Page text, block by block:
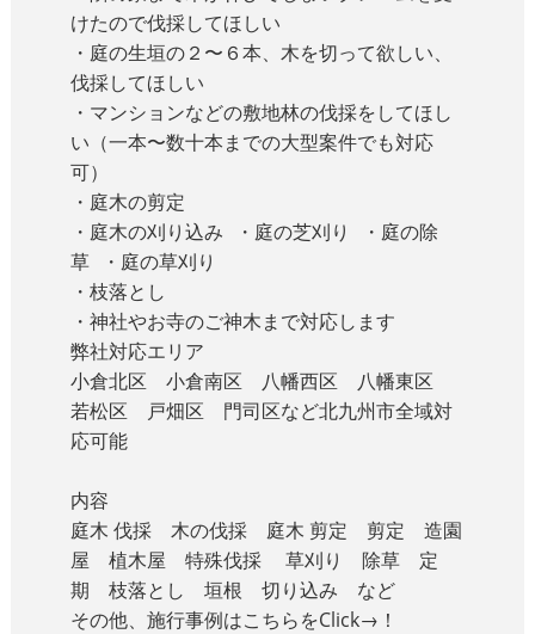
けたので伐採してほしい
・庭の生垣の２〜６本、木を切って欲しい、
伐採してほしい
・マンションなどの敷地林の伐採をしてほし
い（一本〜数十本までの大型案件でも対応
可）
・庭木の剪定
・庭木の刈り込み ・庭の芝刈り ・庭の除
草 ・庭の草刈り
・枝落とし
・神社やお寺のご神木まで対応します
弊社対応エリア
小倉北区 小倉南区 八幡西区 八幡東区
若松区 戸畑区 門司区など北九州市全域対
応可能
内容
庭木 伐採 木の伐採 庭木 剪定 剪定 造園
屋 植木屋 特殊伐採 草刈り 除草 定
期 枝落とし 垣根 切り込み など
その他、施行事例はこちらをClick→！